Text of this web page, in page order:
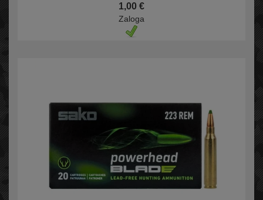
1,00 €
Zaloga